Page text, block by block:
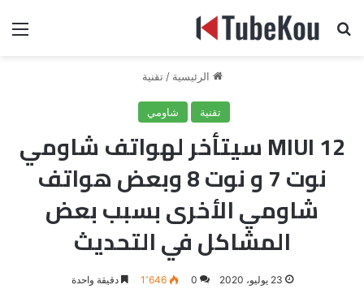
بحث عن
الرئيسية / تقنية
تقنية شاومي
MIUI 12 سيتأخر لهواتف شاومي
نوت 7 و نوت 8 وبعض هواتف
شاومي الأخرى بسبب بعض
المشاكل في التحديث
23 يوليو، 2020 0 1٬646 دقيقة واحدة